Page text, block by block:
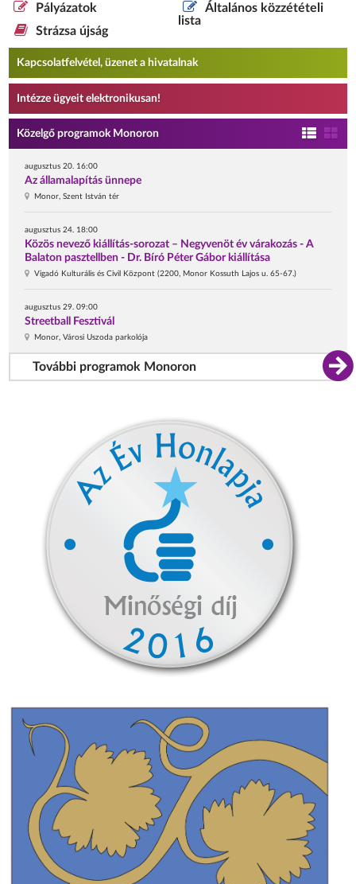
Pályázatok
Strázsa újság
Általános közzétételi
lista
Kapcsolatfelvétel, üzenet a hivatalnak
Intézze ügyeit elektronikusan!
Közelgő programok Monoron
augusztus 20. 16:00
Az államalapítás ünnepe
Monor, Szent István tér
augusztus 24. 18:00
Közös nevező kiállítás-sorozat – Negyvenöt év várakozás - A
Balaton pasztellben - Dr. Bíró Péter Gábor kiállítása
Vigadó Kulturális és Civil Központ (2200, Monor Kossuth Lajos u. 65-67.)
augusztus 29. 09:00
Streetball Fesztivál
Monor, Városi Uszoda parkolója
További programok Monoron